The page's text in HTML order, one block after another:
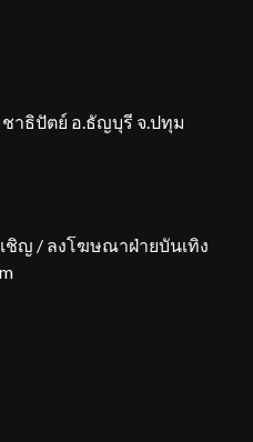
าธิปัตย์ อ.ธัญบุรี จ.ปทุม
ชิญ / ลงโฆษณาฝ่ายบันเทิง